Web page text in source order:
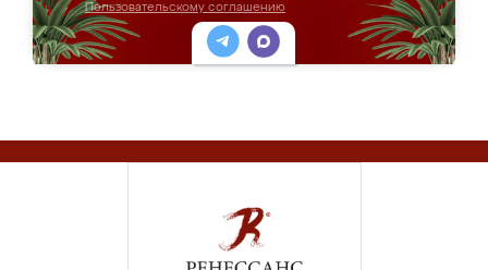
Пользовательскому соглашению